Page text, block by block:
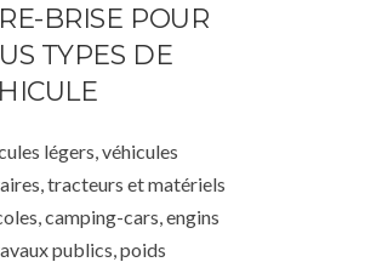
BRISE POUR
TYPES DE
légers, véhicules
tracteurs et matériels
camping-cars, engins
publics, poids